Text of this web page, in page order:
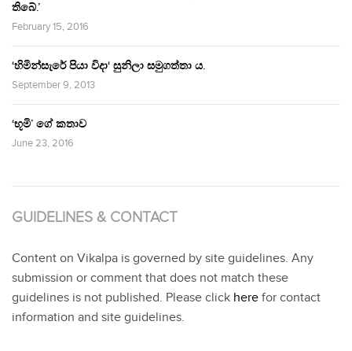
තිබේ.’
February 15, 2016
‘හිමින්සැරේ පියා විදා‘ සුනිලා සමුගත්තා ය.
September 9, 2013
‘භූමි’ ගේ කතාව
June 23, 2016
GUIDELINES & CONTACT
Content on Vikalpa is governed by site guidelines. Any
submission or comment that does not match these
guidelines is not published. Please click here for contact
information and site guidelines.